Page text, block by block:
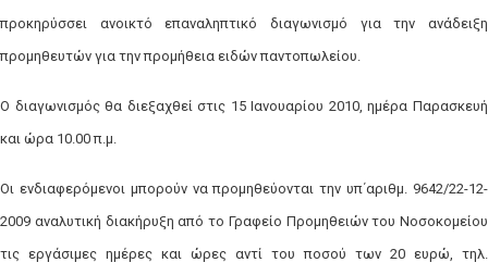
προκηρύσσει ανοικτό επαναληπτικό διαγωνισμό για την ανάδειξη
προμηθευτών για την προμήθεια ειδών παντοπωλείου.
Ο διαγωνισμός θα διεξαχθεί στις 15 Ιανουαρίου 2010, ημέρα Παρασκευή
και ώρα 10.00 π.μ.
Οι ενδιαφερόμενοι μπορούν να προμηθεύονται την υπ΄αριθμ. 9642/22-12-
2009 αναλυτική διακήρυξη από το Γραφείο Προμηθειών του Νοσοκομείου
τις εργάσιμες ημέρες και ώρες αντί του ποσού των 20 ευρώ, τηλ.